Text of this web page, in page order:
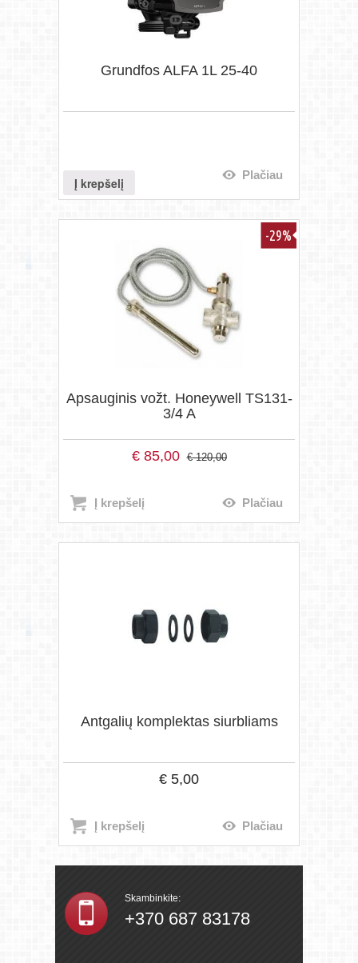
Grundfos ALFA 1L 25-40
Į krepšelį
Plačiau
-29%
Apsauginis vožt. Honeywell TS131-
3/4 A
€85,00 €120,00
Į krepšelį Plačiau
Antgalių komplektas siurbliams
€ 5,00
Į krepšelį Plačiau
Skambinkite:
+370 687 83178